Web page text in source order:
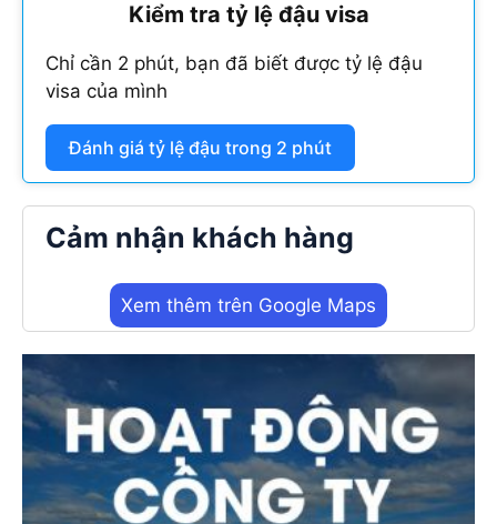
Kiểm tra tỷ lệ đậu visa
Chỉ cần 2 phút, bạn đã biết được tỷ lệ đậu
visa của mình
Đánh giá tỷ lệ đậu trong 2 phút
Cảm nhận khách hàng
Xem thêm trên Google Maps